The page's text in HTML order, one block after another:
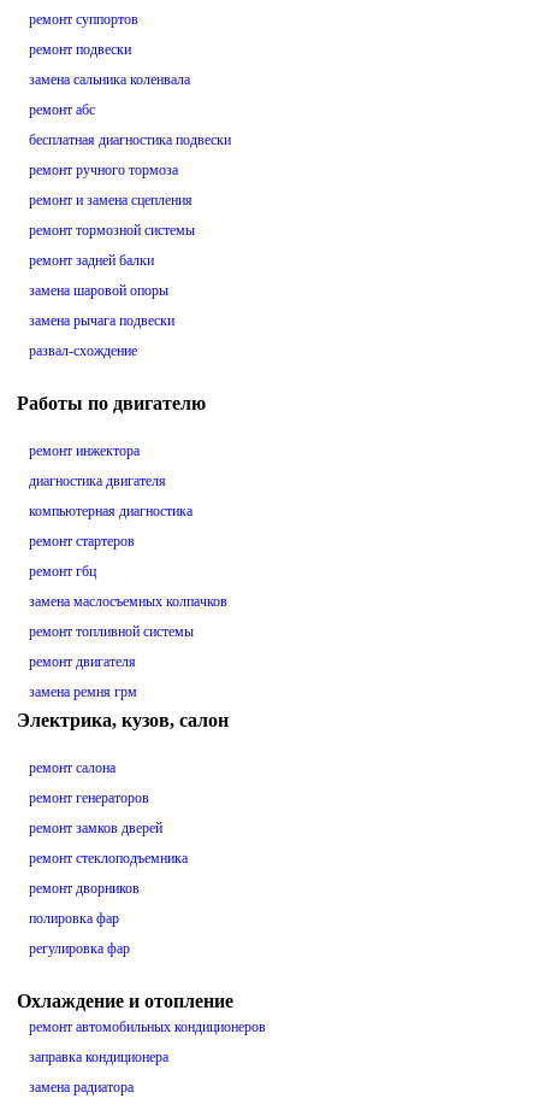
ремонт суппортов
ремонт подвески
замена сальника коленвала
ремонт абс
бесплатная диагностика подвески
ремонт ручного тормоза
ремонт и замена сцепления
ремонт тормозной системы
ремонт задней балки
замена шаровой опоры
замена рычага подвески
развал-схождение
Работы по двигателю
ремонт инжектора
диагностика двигателя
компьютерная диагностика
ремонт стартеров
ремонт гбц
замена маслосъемных колпачков
ремонт топливной системы
ремонт двигателя
замена ремня грм
Электрика, кузов, салон
ремонт салона
ремонт генераторов
ремонт замков дверей
ремонт стеклоподъемника
ремонт дворников
полировка фар
регулировка фар
Охлаждение и отопление
ремонт автомобильных кондиционеров
заправка кондиционера
замена радиатора